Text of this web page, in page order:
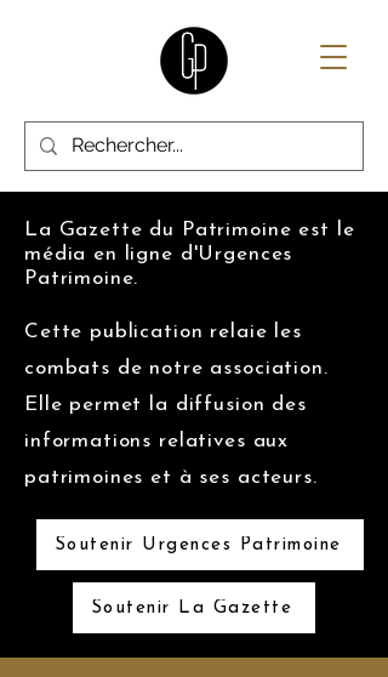
La Gazette du Patrimoine est le
média en ligne d'Urgences
Patrimoine.
Cette publication relaie les
combats de notre association.
Elle permet la diffusion des
informations relatives aux
patrimoines et à ses acteurs.
Soutenir Urgences Patrimoine
Soutenir La Gazette